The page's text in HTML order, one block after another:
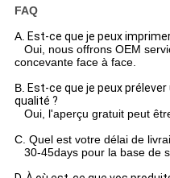
FAQ
A. Est-ce que je peux
Oui, nous offrons OEM
concevante face à face.
B. Est-ce que je peux
qualité ?
Oui, l'aperçu gratuit peut
C. Quel est votre délai de
30-45days pour la base de